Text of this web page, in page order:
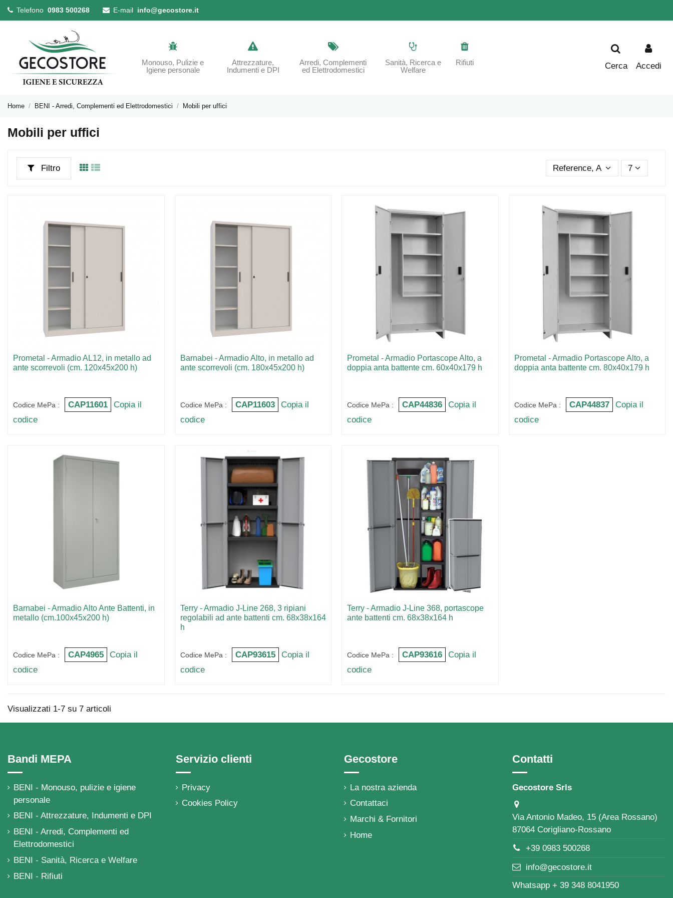
Telefono 0983 500268 E-mail info@gecostore.it
Monouso, Pulizie e
Igiene personale
Attrezzature,
Indumenti e DPI
Arredi, Complementi
ed Elettrodomestici
Sanità, Ricerca e
Welfare
Rifiuti Cerca Accedi
Home BENI - Arredi, Complementi ed Elettrodomestici Mobili per uffici
Mobili per uffici
Filtro Reference, A to Z 7
Prometal - Armadio AL12, in metallo ad
ante scorrevoli (cm. 120x45x200 h)
Codice MePa : CAP11601
Copia il
codice
Barnabei - Armadio Alto, in metallo ad
ante scorrevoli (cm. 180x45x200 h)
Codice MePa : CAP11603
Copia il
codice
Prometal - Armadio Portascope Alto, a
doppia anta battente cm. 60x40x179 h
Codice MePa : CAP44836
Copia il
codice
Prometal - Armadio Portascope Alto, a
doppia anta battente cm. 80x40x179 h
Codice MePa : CAP44837
Copia il
codice
Barnabei - Armadio Alto Ante Battenti, in
metallo (cm.100x45x200 h)
Codice MePa : CAP4965
Copia il
codice
Terry - Armadio J-Line 268, 3 ripiani
regolabili ad ante battenti cm. 68x38x164
h
Codice MePa : CAP93615
Copia il
codice
Terry - Armadio J-Line 368, portascope
ante battenti cm. 68x38x164 h
Codice MePa : CAP93616
Copia il
codice
Visualizzati 1-7 su 7 articoli
Bandi MEPA
BENI - Monouso, pulizie e igiene
personale
BENI - Attrezzature, Indumenti e DPI
BENI - Arredi, Complementi ed
Elettrodomestici
BENI - Sanità, Ricerca e Welfare
BENI - Rifiuti
Servizio clienti
Privacy
Cookies Policy
Gecostore
La nostra azienda
Contattaci
Marchi & Fornitori
Home
Contatti
Gecostore Srls
Via Antonio Madeo, 15 (Area Rossano)
87064 Corigliano-Rossano
+39 0983 500268
info@gecostore.it
Whatsapp + 39 348 8041950